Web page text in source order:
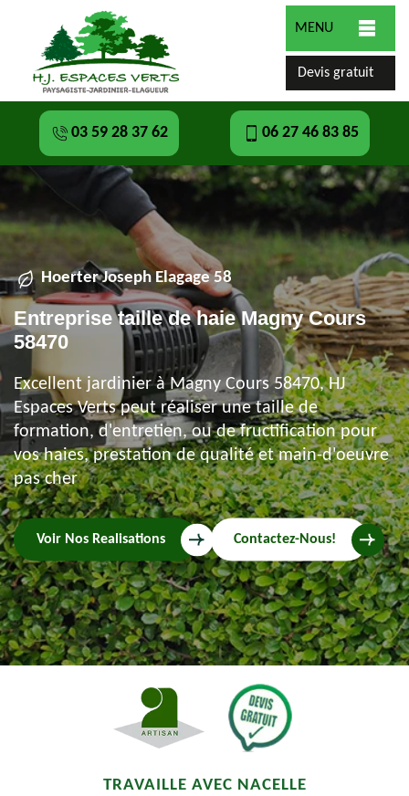
MENU
Devis gratuit
03 59 28 37 62 06 27 46 83 85
Hoerter Joseph Elagage 58
Entreprise taille de haie Magny Cours
58470
Excellent jardinier à Magny Cours 58470, HJ
Espaces Verts peut réaliser une taille de
formation, d'entretien, ou de fructification pour
vos haies, prestation de qualité et main-d'oeuvre
pas cher
Voir Nos Realisations Contactez-Nous!
TRAVAILLE AVEC NACELLE